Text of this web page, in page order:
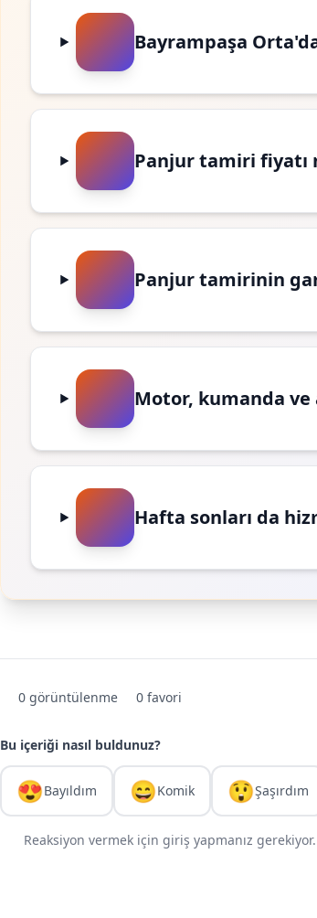
Bayrampaşa
Panjur tamiri fiyatı
Panjur tamirinin
Motor, kumanda
Hafta sonları da
0 görüntülenme 0 favori
Bu içeriği nasıl buldunuz?
😍Bayıldım 😄Komik 😲Şaşırdım
Reaksiyon vermek için giriş yapmanız gerekiyor.